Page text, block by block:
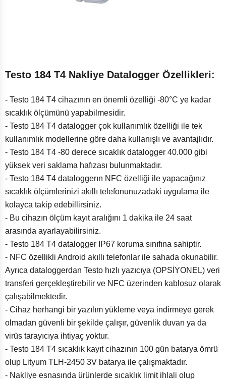
Testo 184 T4 Nakliye Datalogger Özellikleri:
- Testo 184 T4 cihazının en önemli özelliği -80°C ye kadar
sıcaklık ölçümünü yapabilmesidir.
- Testo 184 T4 datalogger çok kullanımlık özelliği ile tek
kullanımlık modellerine göre daha kullanışlı ve avantajlıdır.
- Testo 184 T4 -80 derece sıcaklık datalogger 40.000 gibi
yüksek veri saklama hafızası bulunmaktadır.
- Testo 184 T4 dataloggerın NFC özelliği ile yapacağınız
sıcaklık ölçümlerinizi akıllı telefonunuzadaki uygulama ile
kolayca takip edebillirsiniz.
- Bu cihazın ölçüm kayıt aralığını 1 dakika ile 24 saat
arasında ayarlayabilirsiniz.
- Testo 184 T4 datalogger IP67 koruma sınıfına sahiptir.
- NFC özellikli Android akıllı telefonlar ile sahada okunabilir.
Ayrıca dataloggerdan Testo hızlı yazıcıya (OPSİYONEL) veri
transferi gerçekleştirebilir ve NFC üzerinden kablosuz olarak
çalışabilmektedir.
- Cihaz herhangi bir yazılım yükleme veya indirmeye gerek
olmadan güvenli bir şekilde çalışır, güvenlik duvarı ya da
virüs tarayıcıya ihtiyaç yoktur.
- Testo 184 T4 sıcaklık kayıt cihazının 100 gün batarya ömrü
olup Lityum TLH-2450 3V batarya ile çalışmaktadır.
- Nakliye esnasında ürünlerde sıcaklık limit ihlali olup